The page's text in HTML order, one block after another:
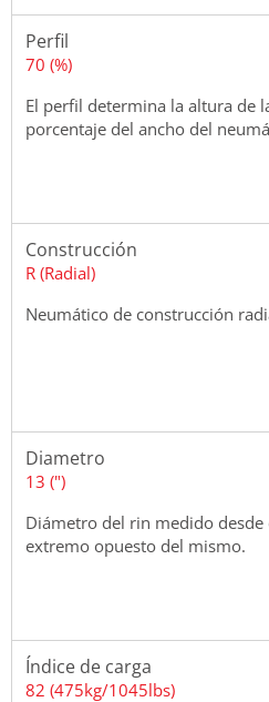
Perfil
70 (%)
El perfil determina la altura de
porcentaje del ancho del
Construcción
R (Radial)
Neumático de construcción
Diametro
13 (")
Diámetro del rin medido desde
extremo opuesto del mismo.
Índice de carga
82 (475kg/1045lbs)